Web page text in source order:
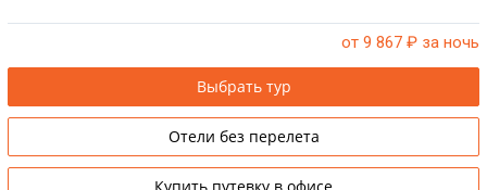
от 9 867 ₽ за ночь
Выбрать тур
Отели без перелета